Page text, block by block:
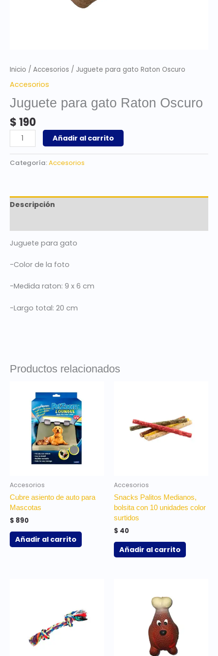
Inicio / Accesorios / Juguete para gato Raton Oscuro
Accesorios
Juguete para gato Raton Oscuro
$ 190
Añadir al carrito
Categoría:Accesorios
Descripción
Juguete para gato
-Color de la foto
-Medida raton: 9 x 6 cm
-Largo total: 20 cm
Productos relacionados
Accesorios
Cubre asiento de auto para
Mascotas
$ 890
Añadir al carrito
Accesorios
Snacks Palitos Medianos,
bolsita con 10 unidades color
surtidos
$ 40
Añadir al carrito